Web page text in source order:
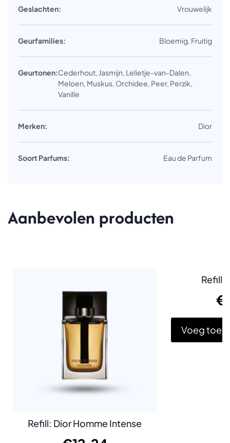
Geslachten: Vrouwelijk
Geurfamilies: Bloemig, Fruitig
Geurtonen:Cederhout, Jasmijn, Lelietje-van-Dalen,
Meloen, Muskus, Orchidee, Peer, Perzik,
Vanille
Merken: Dior
Soort Parfums: Eau de Parfum
Aanbevolen producten
Refill: Dior Homme Intense
Refill:
€
Voeg toe